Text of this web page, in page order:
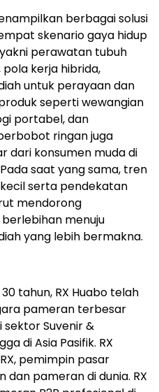
berbagai solusi
skenario gaya hidup
perawatan tubuh
kerja hibrida,
untuk perayaan dan
seperti wewangian
portabel, dan
ringan juga
dari konsumen muda di
saat yang sama, tren
serta pendekatan
mendorong
menuju
yang lebih bermakna.
tahun, RX Huabo telah
pameran terbesar
Suvenir &
di Asia Pasifik. RX
pemimpin pasar
pameran di dunia. RX